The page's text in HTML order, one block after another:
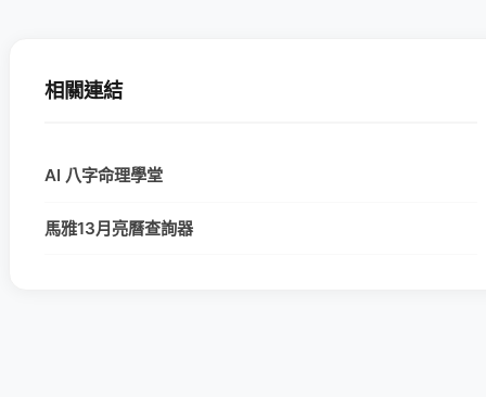
相關連結
AI 八字命理學堂
馬雅13月亮曆查詢器